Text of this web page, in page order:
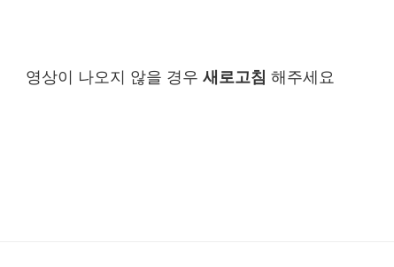
영상이 나오지 않을 경우 새로고침 해주세요